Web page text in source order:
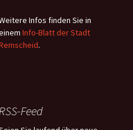
Infos finden Sie in
Info-Blatt der Stadt
.
Feed